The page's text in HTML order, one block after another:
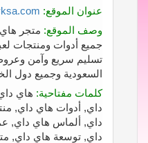
عنوان الموقع:
وصف الموقع: متجر
تسليم سريع وآمن
السعودية وجميع دول
كلمات مفتاحية: هاي
داي, أدوات هاي داي,
داي, ألماس هاي داي,
داي, توسعة هاي داي,